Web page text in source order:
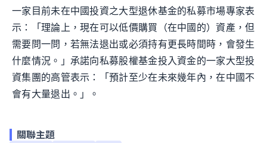
一家目前未在中國投資之大型退休基金的私募市場專家表
示：「理論上，現在可以低價購買（在中國的）資產，但
需要問一問，若無法退出或必須持有更長時間時，會發生
什麼情況。」承諾向私募股權基金投入資金的一家大型投
資集團的高管表示：「預計至少在未來幾年內，在中國不
會有大量退出。」。
關聯主題